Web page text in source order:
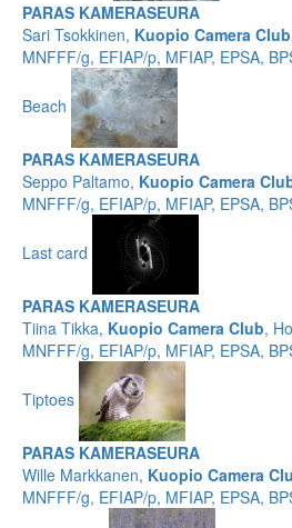
PARAS KAMERASEURA
Sari Tsokkinen, Kuopio Camera Club
MNFFF/g, EFIAP/p, MFIAP, EPSA,
Beach
PARAS KAMERASEURA
Seppo Paltamo, Kuopio Camera
MNFFF/g, EFIAP/p, MFIAP, EPSA,
Last card
PARAS KAMERASEURA
Tiina Tikka, Kuopio Camera Club,
MNFFF/g, EFIAP/p, MFIAP, EPSA,
Tiptoes
PARAS KAMERASEURA
Wille Markkanen, Kuopio Camera
MNFFF/g, EFIAP/p, MFIAP, EPSA,